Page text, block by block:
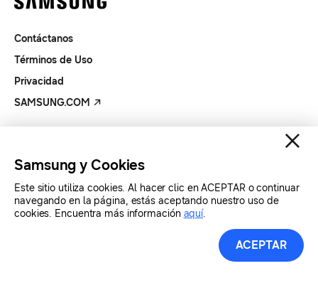
Contáctanos
Términos de Uso
Privacidad
SAMSUNG.COM
Samsung y Cookies
Este sitio utiliza cookies. Al hacer clic en ACEPTAR o continuar
navegando en la página, estás aceptando nuestro uso de
cookies. Encuentra más información aquí.
ACEPTAR